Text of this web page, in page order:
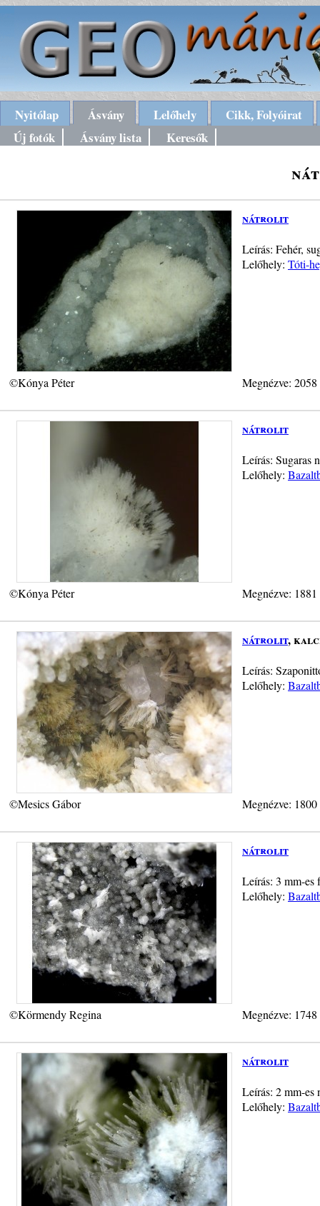
Nyitólap Ásvány Lelőhely
Cikk, Folyóirat
Új fotók
Ásvány lista Keresők
nátrolit
Leírás: Fehér,
Lelőhely: Tóti-
©Kónya Péter Megnézve:
nátrolit
Leírás: Sugaras
Lelőhely:
©Kónya Péter Megnézve:
nátrolit,
Leírás:
Lelőhely:
©Mesics Gábor Megnézve:
nátrolit
Leírás: 3 mm-es
Lelőhely:
©Körmendy Regina Megnézve:
nátrolit
Leírás: 2 mm-es
Lelőhely: